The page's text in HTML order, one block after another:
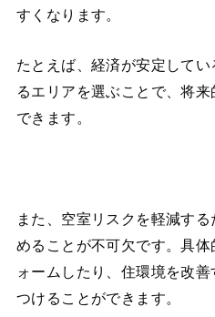
すくなります。
たとえば、経済が安定して
るエリアを選ぶことで、将
できます。
また、空室リスクを軽減す
めることが不可欠です。具
ォームしたり、住環境を改
つけることができます。